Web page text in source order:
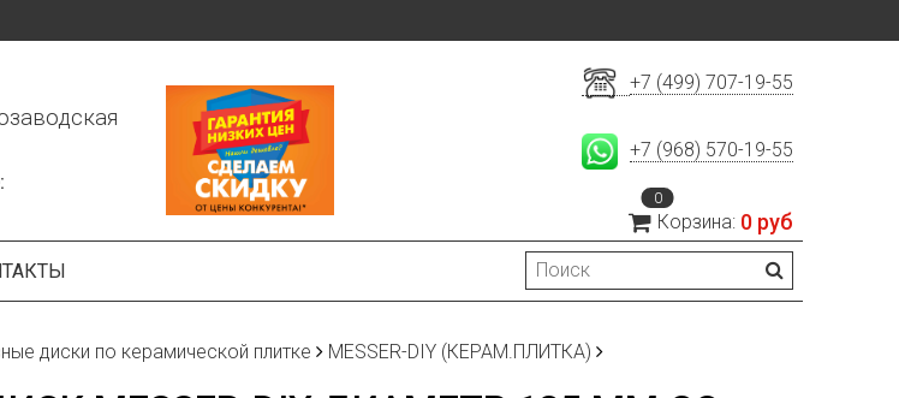
+7 (499) 707-19-55
+7 (968) 570-19-55
0
Корзина: 0 руб
диски по керамической плитке MESSER-DIY (КЕРАМ.ПЛИТКА)